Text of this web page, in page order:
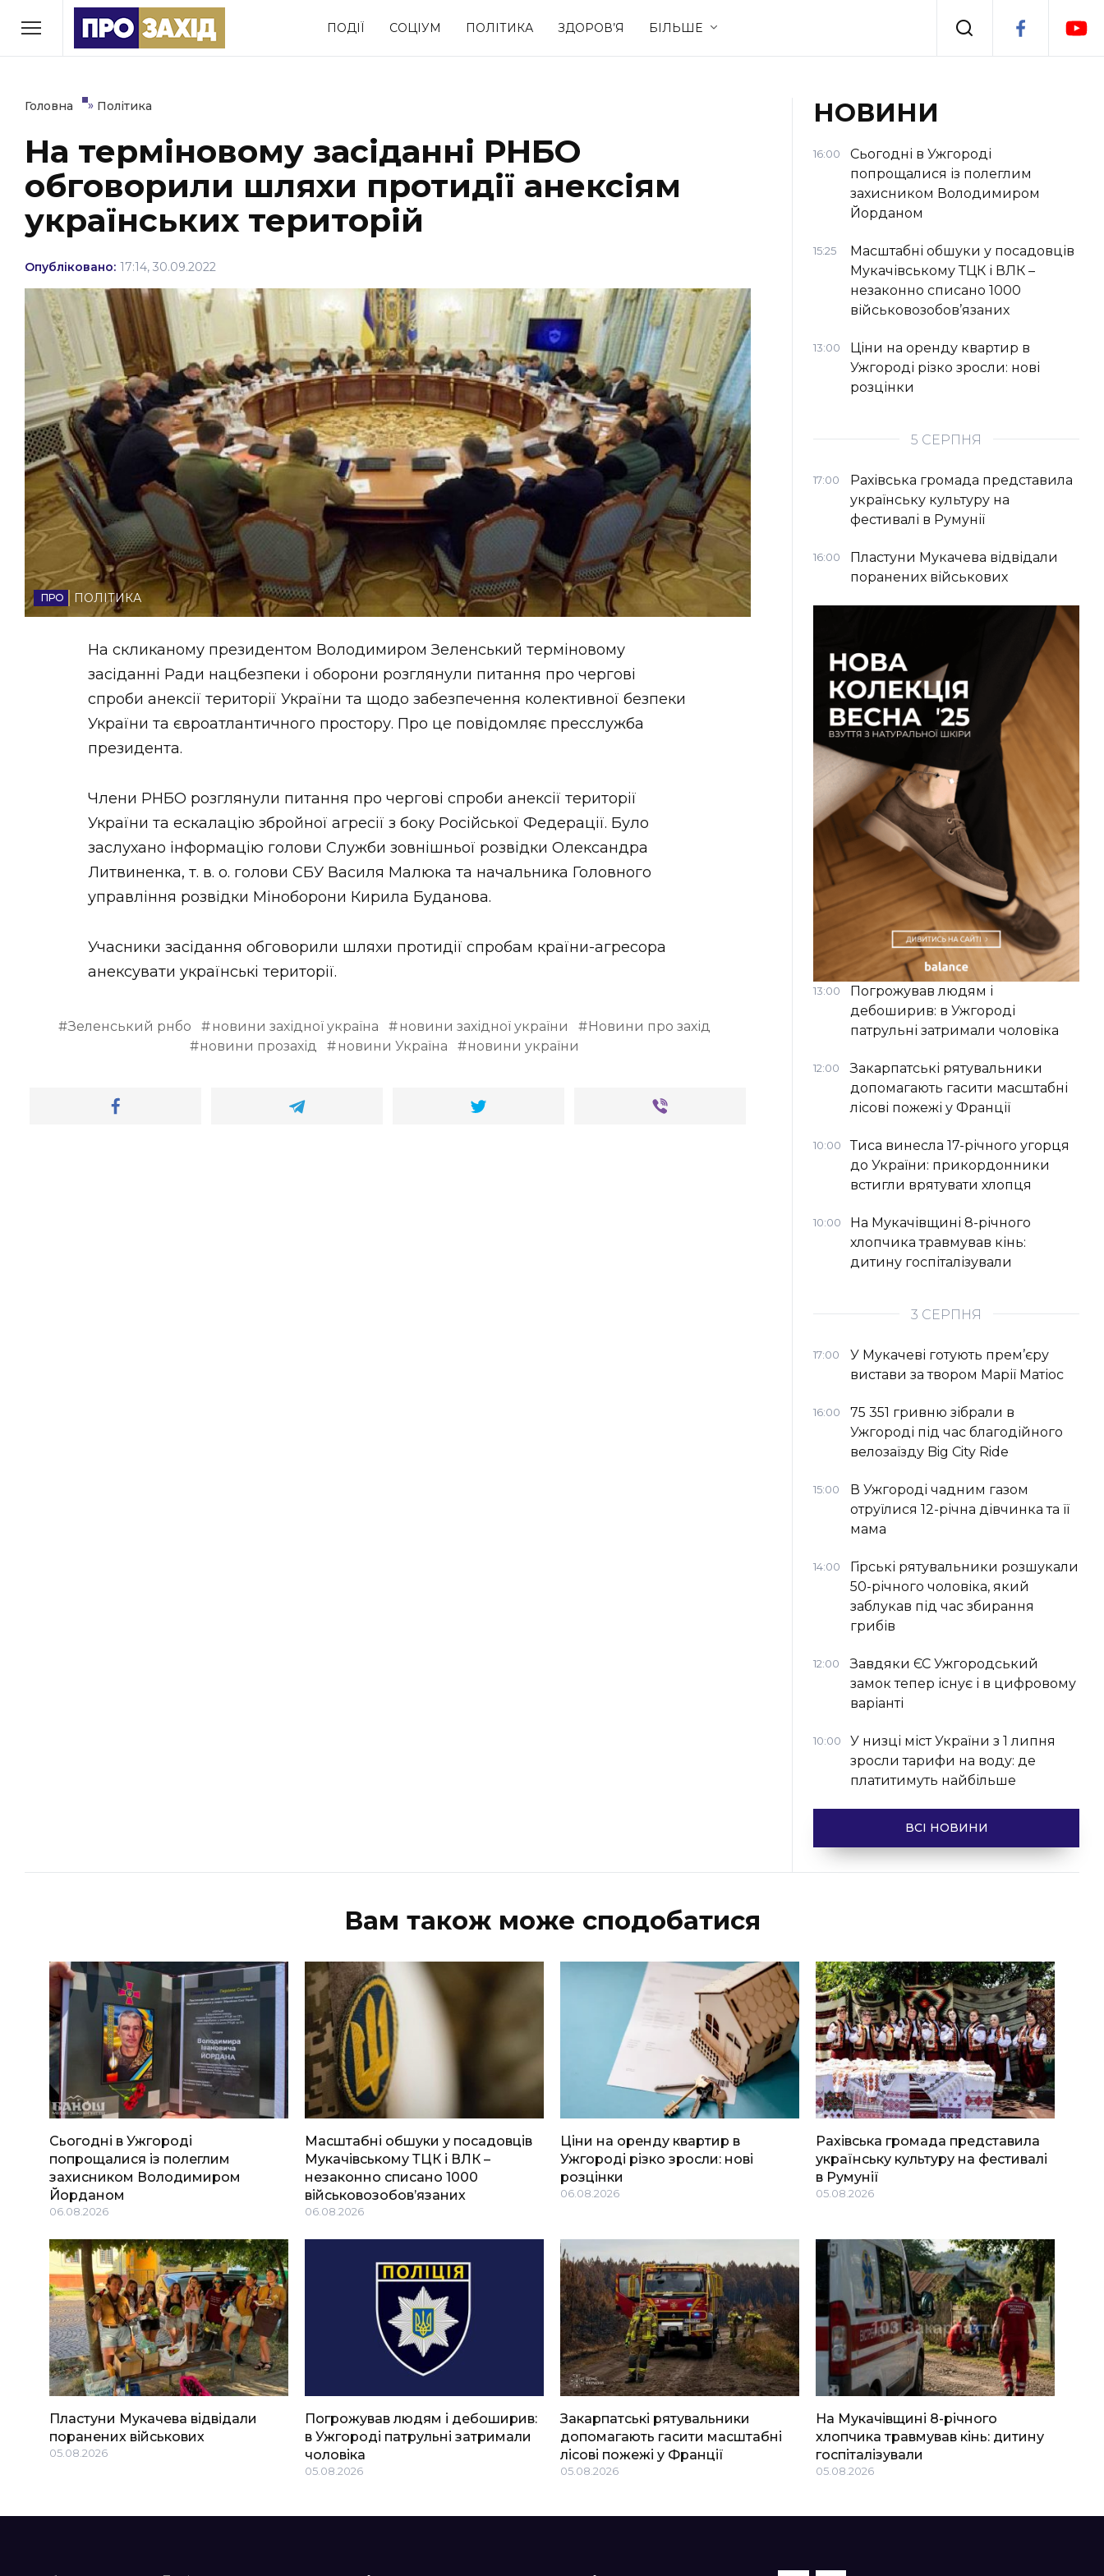
ПОДІЇ СОЦІУМ ПОЛІТИКА ЗДОРОВ’Я БІЛЬШЕ
РУБРИКИ
Економіка Події
Політика Соціум Спорт
Втрачений Ужгород
(відеоверсія)
ЗАКАРПАТСЬКІ НОВИНИ
НОВИНИ ЗАХІДНОЇ УКРАЇНИ
ФОТО
ВІДЕО
Головна » Політика
На терміновому засіданні РНБО
обговорили шляхи протидії анексіям
українських територій
Опубліковано: 17:14, 30.09.2022
ПОЛІТИКА
На скликаному президентом Володимиром Зеленський терміновому
засіданні Ради нацбезпеки і оборони розглянули питання про чергові
спроби анексії території України та щодо забезпечення колективної безпеки
України та євроатлантичного простору. Про це повідомляє пресслужба
президента.
Члени РНБО розглянули питання про чергові спроби анексії території
України та ескалацію збройної агресії з боку Російської Федерації. Було
заслухано інформацію голови Служби зовнішньої розвідки Олександра
Литвиненка, т. в. о. голови СБУ Василя Малюка та начальника Головного
управління розвідки Міноборони Кирила Буданова.
Учасники засідання обговорили шляхи протидії спробам країни-агресора
анексувати українські території.
Зеленський рнбо новини західної україна новини західної україни
Новини про захід
новини прозахід
новини Україна новини україни
НОВИНИ
16:00
Сьогодні в Ужгороді
попрощалися із полеглим
захисником Володимиром
Йорданом
15:25
Масштабні обшуки у посадовців
Мукачівському ТЦК і ВЛК –
незаконно списано 1000
військовозобов’язаних
13:00
Ціни на оренду квартир в
Ужгороді різко зросли: нові
розцінки
5 СЕРПНЯ
17:00
Рахівська громада представила
українську культуру на
фестивалі в Румунії
16:00
Пластуни Мукачева відвідали
поранених військових
13:00
Погрожував людям і
дебоширив: в Ужгороді
патрульні затримали чоловіка
12:00
Закарпатські рятувальники
допомагають гасити масштабні
лісові пожежі у Франції
10:00
Тиса винесла 17-річного угорця
до України: прикордонники
встигли врятувати хлопця
10:00
На Мукачівщині 8-річного
хлопчика травмував кінь:
дитину госпіталізували
3 СЕРПНЯ
17:00
У Мукачеві готують прем’єру
вистави за твором Марії Матіос
16:00
75 351 гривню зібрали в
Ужгороді під час благодійного
велозаїзду Big Сity Ride
15:00
В Ужгороді чадним газом
отруїлися 12-річна дівчинка та її
мама
14:00
Гірські рятувальники розшукали
50-річного чоловіка, який
заблукав під час збирання
грибів
12:00
Завдяки ЄС Ужгородський
замок тепер існує і в цифровому
варіанті
10:00
У низці міст України з 1 липня
зросли тарифи на воду: де
платитимуть найбільше
ВСІ НОВИНИ
Вам також може сподобатися
Сьогодні в Ужгороді
попрощалися із полеглим
захисником Володимиром
Йорданом
06.08.2026
Масштабні обшуки у посадовців
Мукачівському ТЦК і ВЛК –
незаконно списано 1000
військовозобов’язаних
06.08.2026
Ціни на оренду квартир в
Ужгороді різко зросли: нові
розцінки
06.08.2026
Рахівська громада представила
українську культуру на фестивалі
в Румунії
05.08.2026
Пластуни Мукачева відвідали
поранених військових
05.08.2026
Погрожував людям і дебоширив:
в Ужгороді патрульні затримали
чоловіка
05.08.2026
Закарпатські рятувальники
допомагають гасити масштабні
лісові пожежі у Франції
05.08.2026
На Мукачівщині 8-річного
хлопчика травмував кінь: дитину
госпіталізували
05.08.2026